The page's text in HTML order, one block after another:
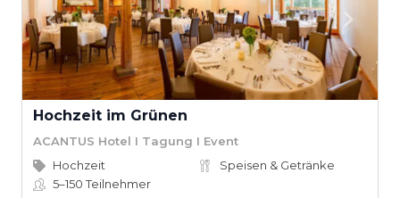
Hochzeit im Grünen
ACANTUS Hotel I Tagung I Event
Hochzeit
Speisen & Getränke
5–150Teilnehmer